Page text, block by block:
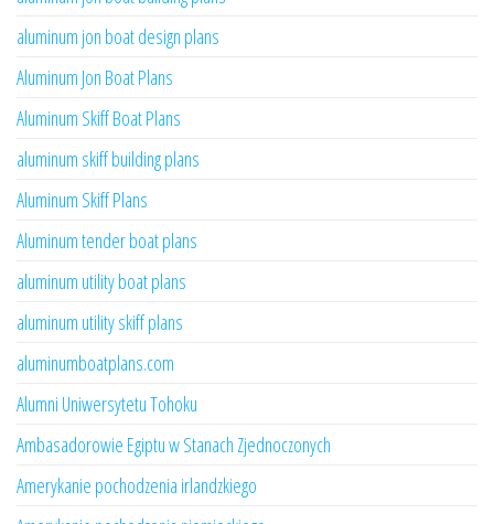
aluminum jon boat design plans
Aluminum Jon Boat Plans
Aluminum Skiff Boat Plans
aluminum skiff building plans
Aluminum Skiff Plans
Aluminum tender boat plans
aluminum utility boat plans
aluminum utility skiff plans
aluminumboatplans.com
Alumni Uniwersytetu Tohoku
Ambasadorowie Egiptu w Stanach Zjednoczonych
Amerykanie pochodzenia irlandzkiego